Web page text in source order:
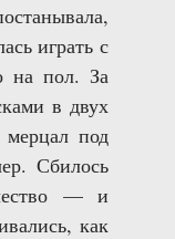
играть с
на пол. За
в двух
под
Сбилось
— и
как